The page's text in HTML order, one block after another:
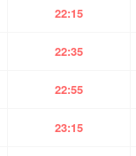
22:15
22:35
22:55
23:15